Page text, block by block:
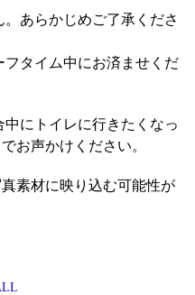
。あらかじめご了承くださ
タイム中にお済ませくだ
中にトイレに行きたくなっ
お声かけください。
素材に映り込む可能性が